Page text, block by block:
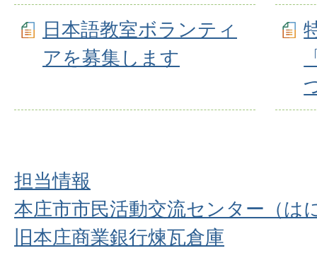
日本語教室ボランティ
アを募集します
担当情報
本庄市市民活動交流センター（は
旧本庄商業銀行煉瓦倉庫